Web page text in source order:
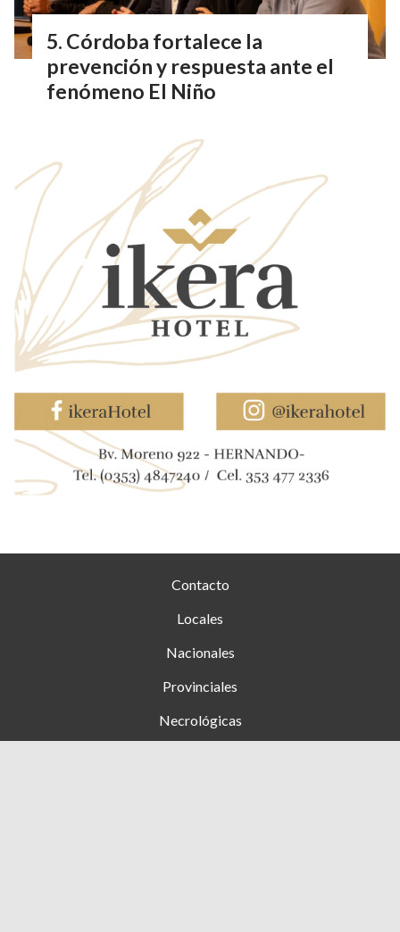
Córdoba fortalece la
prevención y respuesta ante el
fenómeno El Niño
Contacto
Locales
Nacionales
Provinciales
Necrológicas